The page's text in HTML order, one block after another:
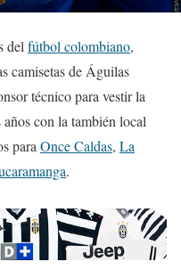
del fútbol colombiano,
camisetas de Águilas
técnico para vestir la
con la también local
para Once Caldas, La
.